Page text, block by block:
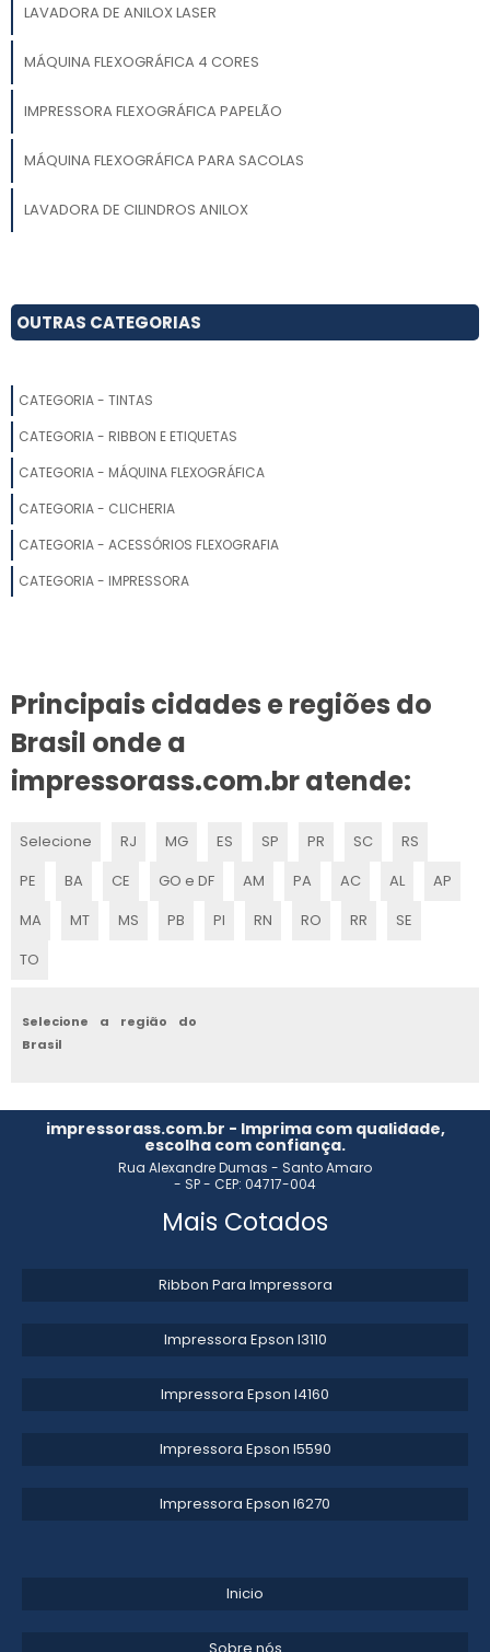
LAVADORA DE ANILOX LASER
MÁQUINA FLEXOGRÁFICA 4 CORES
IMPRESSORA FLEXOGRÁFICA PAPELÃO
MÁQUINA FLEXOGRÁFICA PARA SACOLAS
LAVADORA DE CILINDROS ANILOX
MÁQUINAS PARA FLEXOGRAFIA
IMPRESSORA FLEXOGRÁFICA 6 CORES
MÁQUINA FLEXOGRÁFICA
MÁQUINAS FLEXOGRÁFICAS MODULAR
IMPRESSORA FLEXOGRÁFICA 8 CORES
IMPRESSORA FLEXOGRÁFICA PAPELÃO ONDULADO
MÁQUINAS DE FLEXOGRAFIA
MÁQUINAS FLEXOGRÁFICAS PARA GRÁFICA
IMPRESSORAS FLEXOGRÁFICAS A VENDA
MÁQUINAS IMPRESSORAS FLEXOGRÁFICAS
IMPRESSORA FLEXOGRÁFICA 2 CORES
MÁQUINA FLEXOGRÁFICA 2 CORES
IMPRESSORA FLEXOGRÁFICA TAMBOR CENTRAL
OUTRAS CATEGORIAS
CATEGORIA - TINTAS
CATEGORIA - RIBBON E ETIQUETAS
CATEGORIA - MÁQUINA FLEXOGRÁFICA
CATEGORIA - CLICHERIA
CATEGORIA - ACESSÓRIOS FLEXOGRAFIA
CATEGORIA - IMPRESSORA
Principais cidades e regiões do
Brasil onde a
impressorass.com.br atende:
Selecione RJ MG ES SP PR SC
RS
PE
BA CE GO e DF AM PA AC AL
AP
MA
MT MS PB PI RN RO RR
SE
TO
Selecione a região do
Brasil
impressorass.com.br - Imprima com qualidade,
escolha com confiança.
Rua Alexandre Dumas - Santo Amaro
- SP - CEP: 04717-004
Mais Cotados
Ribbon Para Impressora
Impressora Epson l3110​
Impressora Epson l4160​
Impressora Epson l5590​
Impressora Epson l6270​
Inicio
Sobre nós